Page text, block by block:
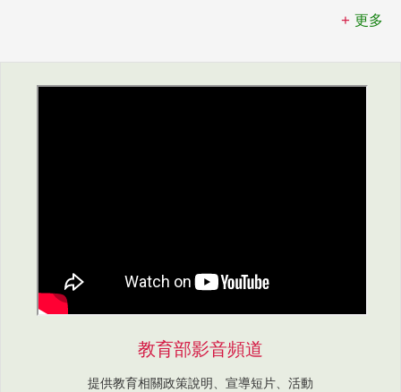
更多
教育部影音頻道
提供教育相關政策說明、宣導短片、活動